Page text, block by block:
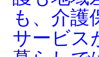
も、介護
サービス